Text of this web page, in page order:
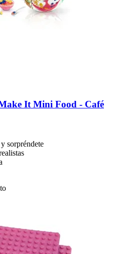
It Mini Food -​ Café
sorpréndete